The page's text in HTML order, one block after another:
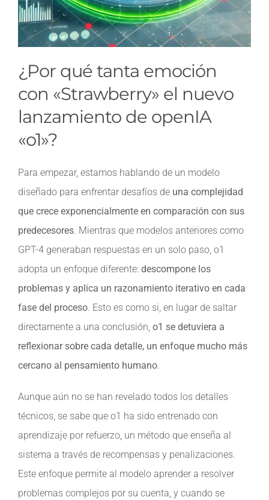
¿Por qué tanta emoción
con «Strawberry» el nuevo
lanzamiento de openIA
«o1»?
Para empezar, estamos hablando de un modelo
diseñado para enfrentar desafíos de una complejidad
que crece exponencialmente en comparación con sus
predecesores. Mientras que modelos anteriores como
GPT-4 generaban respuestas en un solo paso, o1
adopta un enfoque diferente: descompone los
problemas y aplica un razonamiento iterativo en cada
fase del proceso. Esto es como si, en lugar de saltar
directamente a una conclusión, o1 se detuviera a
reflexionar sobre cada detalle, un enfoque mucho más
cercano al pensamiento humano.
Aunque aún no se han revelado todos los detalles
técnicos, se sabe que o1 ha sido entrenado con
aprendizaje por refuerzo, un método que enseña al
sistema a través de recompensas y penalizaciones.
Este enfoque permite al modelo aprender a resolver
problemas complejos por su cuenta, y cuando se